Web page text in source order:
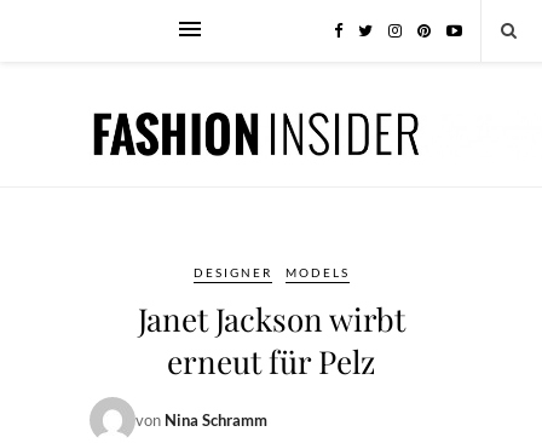
DESIGNER MODELS
Janet Jackson wirbt
erneut für Pelz
von Nina Schramm